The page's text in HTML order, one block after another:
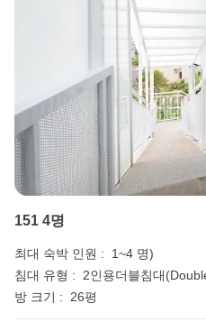
151 4명
최대 숙박 인원 :
1~4 명)
침대 유형 : 2인용더블침대
방 크기 : 26평